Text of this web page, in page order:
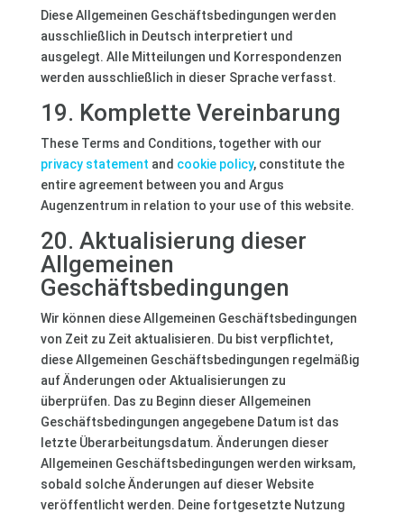
Diese Allgemeinen Geschäftsbedingungen werden
ausschließlich in Deutsch interpretiert und
ausgelegt. Alle Mitteilungen und Korrespondenzen
werden ausschließlich in dieser Sprache verfasst.
19. Komplette Vereinbarung
These Terms and Conditions, together with our
privacy statement and cookie policy, constitute the
entire agreement between you and Argus
Augenzentrum in relation to your use of this website.
20. Aktualisierung dieser
Allgemeinen
Geschäftsbedingungen
Wir können diese Allgemeinen Geschäftsbedingungen
von Zeit zu Zeit aktualisieren. Du bist verpflichtet,
diese Allgemeinen Geschäftsbedingungen regelmäßig
auf Änderungen oder Aktualisierungen zu
überprüfen. Das zu Beginn dieser Allgemeinen
Geschäftsbedingungen angegebene Datum ist das
letzte Überarbeitungsdatum. Änderungen dieser
Allgemeinen Geschäftsbedingungen werden wirksam,
sobald solche Änderungen auf dieser Website
veröffentlicht werden. Deine fortgesetzte Nutzung